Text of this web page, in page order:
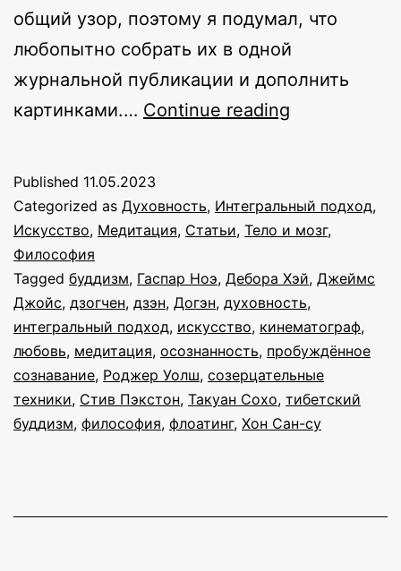
общий узор, поэтому я подумал, что
любопытно собрать их в одной
журнальной публикации и дополнить
картинками.… Continue reading
пустоты.
Заметки
медитации
Published 11.05.2023
Categorized as Духовность, Интегральный подход,
Искусство, Медитация, Статьи, Тело и мозг,
Философия
Tagged буддизм, Гаспар Ноэ, Дебора Хэй, Джеймс
Джойс, дзогчен, дзэн, Догэн, духовность,
интегральный подход, искусство, кинематограф,
любовь, медитация, осознанность, пробуждённое
сознавание, Роджер Уолш, созерцательные
техники, Стив Пэкстон, Такуан Сохо, тибетский
буддизм, философия, флоатинг, Хон Сан-су